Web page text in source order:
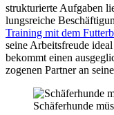
struk­tu­rier­te Auf­ga­ben
lungs­rei­che
Trai­ning mit dem
sei­ne Arbeits­freu­de
bekommt einen
zo­ge­nen Part­ner an
Schä­fer­hun­de